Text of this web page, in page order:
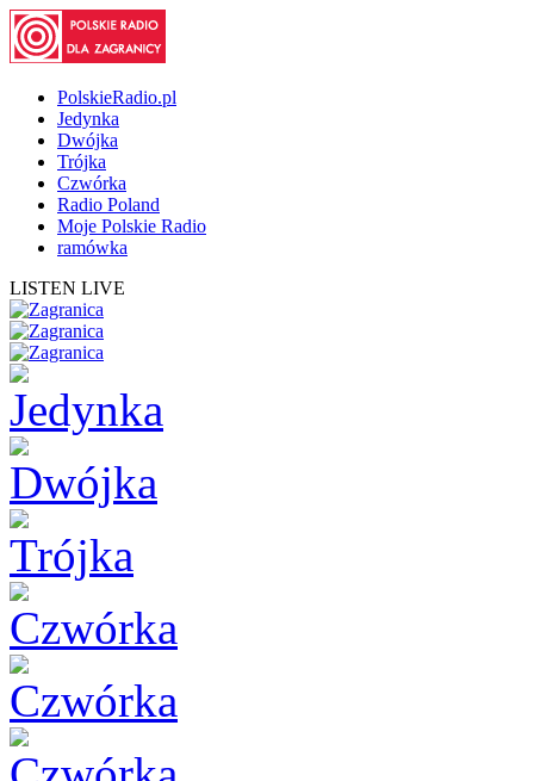
PolskieRadio.pl
Jedynka
Dwójka
Trójka
Czwórka
Radio Poland
Moje Polskie Radio
ramówka
LISTEN LIVE